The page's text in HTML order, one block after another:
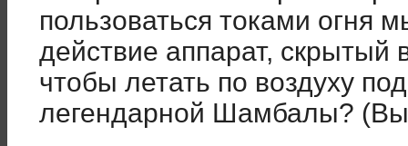
пользоваться токами огня
действие аппарат,
чтобы летать по воздуху
легендарной Шамбалы?